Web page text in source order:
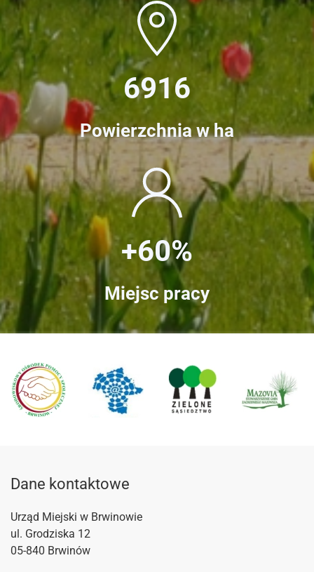
6916
Powierzchnia w ha
+60%
Miejsc pracy
Dane kontaktowe
Urząd Miejski w Brwinowie
ul. Grodziska 12
05-840 Brwinów